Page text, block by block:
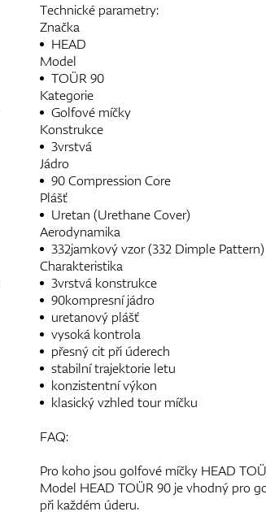
Technické parametry:
Značka
HEAD
Model
TOÜR 90
Kategorie
Golfové míčky
Konstrukce
3vrstvá
Jádro
90 Compression Core
Plášť
Uretan (Urethane Cover)
Aerodynamika
332jamkový vzor (332 Dimple Pattern)
Charakteristika
3vrstvá konstrukce
90kompresní jádro
uretanový plášť
vysoká kontrola
přesný cit při úderech
stabilní trajektorie letu
konzistentní výkon
klasický vzhled tour míčku
FAQ:
Pro koho jsou golfové míčky HEAD
Model HEAD TOÜR 90 je vhodný pro
při každém úderu.